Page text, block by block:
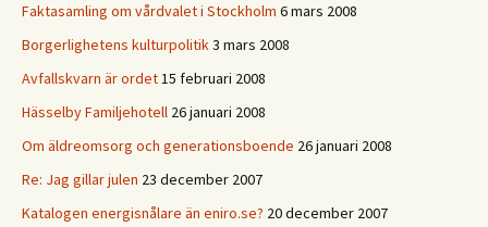
Faktasamling om vårdvalet i Stockholm 6 mars 2008
Borgerlighetens kulturpolitik3 mars 2008
Avfallskvarn är ordet15 februari 2008
Hässelby Familjehotell 26 januari 2008
Om äldreomsorg och generationsboende 26 januari 2008
Re: Jag gillar julen 23 december 2007
Katalogen energisnålare än eniro.se? 20 december 2007